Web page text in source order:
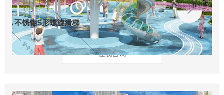
不锈钢S形螺旋滑梯
在线咨询